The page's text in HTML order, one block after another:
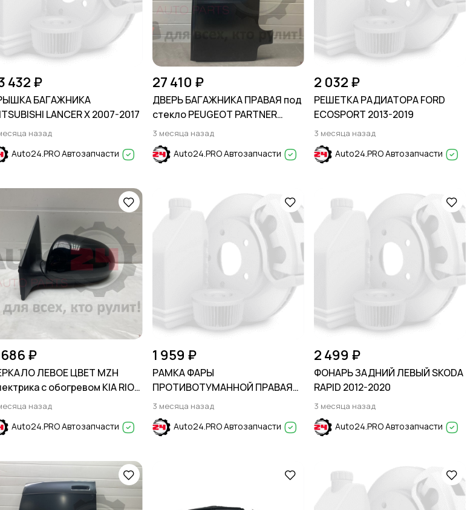
432 ₽
БАГАЖНИКА
LANCER X 2007-2017
назад
Auto24.PRO Автозапчасти
27 410 ₽
ДВЕРЬ БАГАЖНИКА ПРАВАЯ под
стекло PEUGEOT PARTNER
TEPEE B9 2008-
3 месяца назад
Auto24.PRO Автозапчасти
2 032 ₽
РЕШЕТКА РАДИАТОРА FORD
ECOSPORT 2013-2019
3 месяца назад
Auto24.PRO Автозапчасти
₽
ЛЕВОЕ ЦВЕТ MZH
с обогревом KIA RIO
2017назад
Auto24.PRO Автозапчасти
1 959 ₽
РАМКА ФАРЫ
ПРОТИВОТУМАННОЙ ПРАВАЯ
FORD EXPLORER 2015-2019
3 месяца назад
Auto24.PRO Автозапчасти
2 499 ₽
ФОНАРЬ ЗАДНИЙ ЛЕВЫЙ SKODA
RAPID 2012-2020
3 месяца назад
Auto24.PRO Автозапчасти